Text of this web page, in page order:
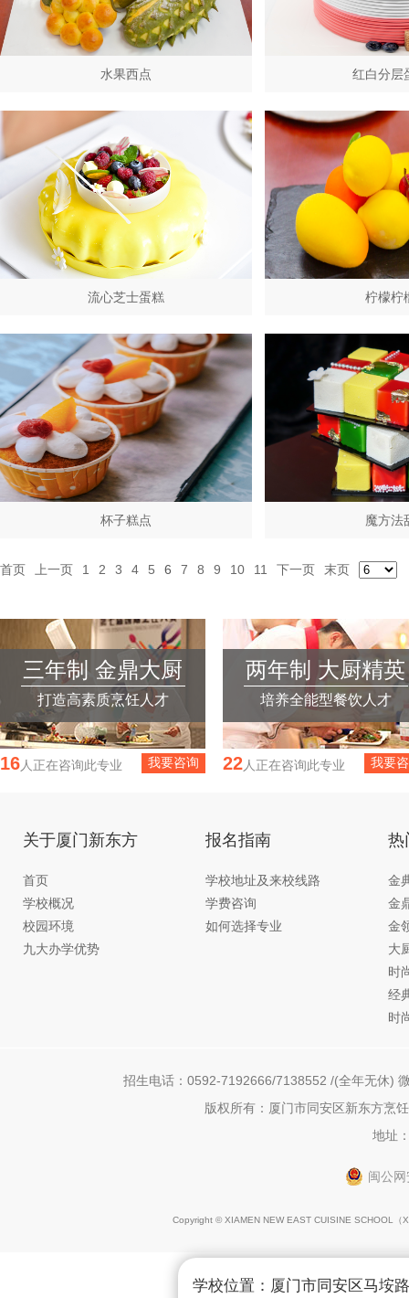
学校位置：厦门市同安区马垵
水果西点 红白分层
流心芝士蛋糕 柠檬柠
杯子糕点 魔方法
首页 上一页 1 2 3 4 5 6 7 8 9 10 11 下一页 末页
三年制 金鼎大厨
打造高素质烹饪人才
我要咨询
20人正在咨询此专业
两年制 大厨精英
培养全能型餐饮人才
我要
23人正在咨询此专业
关于厦门新东方
首页
学校概况
校园环境
九大办学优势
报名指南
学校地址及来校线路
学费咨询
如何选择专业
热
金
金
金
大
时
经
时
招生电话：0592-7192666/7138552 /(全年无休)
版权所有：厦门市同安区新东方烹
地址
闽公
Copyright © XIAMEN NEW EAST CUISINE SCHOOL（